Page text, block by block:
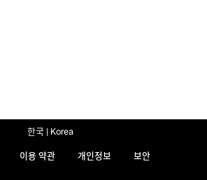
이용 약관 개인정보 보안
한국 | Korea